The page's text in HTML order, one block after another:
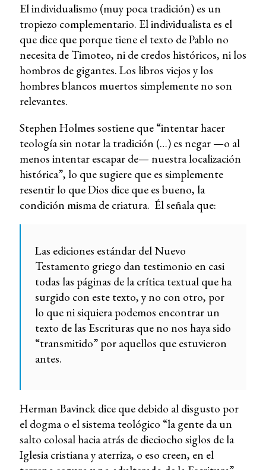
El individualismo (muy poca tradición) es un
tropiezo complementario. El individualista es el
que dice que porque tiene el texto de Pablo no
necesita de Timoteo, ni de credos históricos, ni los
hombros de gigantes. Los libros viejos y los
hombres blancos muertos simplemente no son
relevantes.
Stephen Holmes sostiene que “intentar hacer
teología sin notar la tradición (…) es negar —o al
menos intentar escapar de— nuestra localización
histórica”, lo que sugiere que es simplemente
resentir lo que Dios dice que es bueno, la
condición misma de criatura. Él señala que:
Las ediciones estándar del Nuevo
Testamento griego dan testimonio en casi
todas las páginas de la crítica textual que ha
surgido con este texto, y no con otro, por
lo que ni siquiera podemos encontrar un
texto de las Escrituras que no nos haya sido
“transmitido” por aquellos que estuvieron
antes.
Herman Bavinck dice que debido al disgusto por
el dogma o el sistema teológico “la gente da un
salto colosal hacia atrás de dieciocho siglos de la
Iglesia cristiana y aterriza, o eso creen, en el